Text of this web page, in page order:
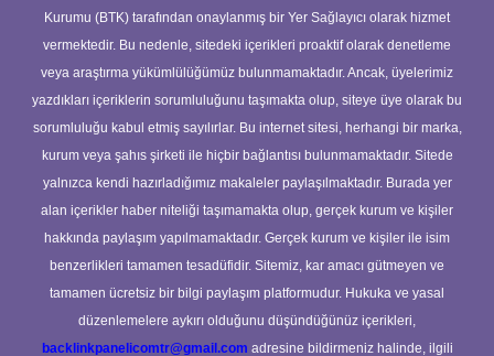
Kurumu (BTK) tarafından onaylanmış bir Yer Sağlayıcı olarak hizmet
vermektedir. Bu nedenle, sitedeki içerikleri proaktif olarak denetleme
veya araştırma yükümlülüğümüz bulunmamaktadır. Ancak, üyelerimiz
yazdıkları içeriklerin sorumluluğunu taşımakta olup, siteye üye olarak bu
sorumluluğu kabul etmiş sayılırlar. Bu internet sitesi, herhangi bir marka,
kurum veya şahıs şirketi ile hiçbir bağlantısı bulunmamaktadır. Sitede
yalnızca kendi hazırladığımız makaleler paylaşılmaktadır. Burada yer
alan içerikler haber niteliği taşımamakta olup, gerçek kurum ve kişiler
hakkında paylaşım yapılmamaktadır. Gerçek kurum ve kişiler ile isim
benzerlikleri tamamen tesadüfidir. Sitemiz, kar amacı gütmeyen ve
tamamen ücretsiz bir bilgi paylaşım platformudur. Hukuka ve yasal
düzenlemelere aykırı olduğunu düşündüğünüz içerikleri,
backlinkpanelicomtr@gmail.com adresine bildirmeniz halinde, ilgili